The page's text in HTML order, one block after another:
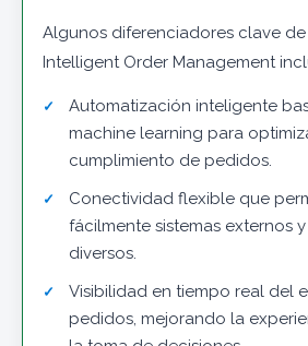
Algunos diferenciadores clave de
Intelligent Order Management
Automatización inteligente
machine learning para
cumplimiento de pedidos.
Conectividad flexible que
fácilmente sistemas externos
diversos.
Visibilidad en tiempo real del
pedidos, mejorando la